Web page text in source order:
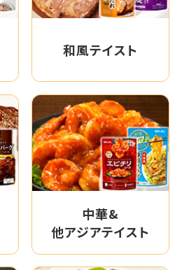
和風テイスト
中華&
他アジアテイスト